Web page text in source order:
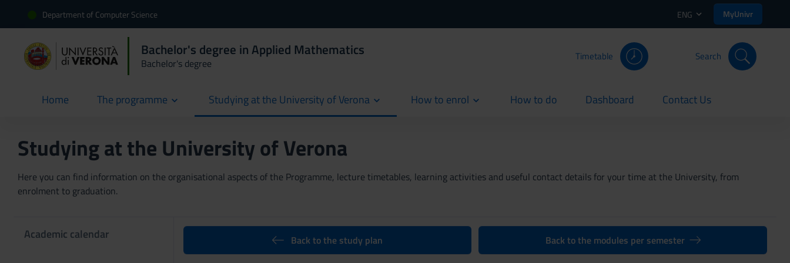
Department of Computer Science ENG MyUnivr
Bachelor's degree in Applied Mathematics
Bachelor's degree
Timetable Search
Home
current The programme Studying at the University of Verona How to enrol How to do
current Dashboard
current Contact Us
current
Studying at the University of Verona
Here you can find information on the organisational aspects of the Programme, lecture timetables, learning activities and useful contact details for your time at the University, from
enrolment to graduation.
Academic calendar Back to the study plan Back to the modules per semester